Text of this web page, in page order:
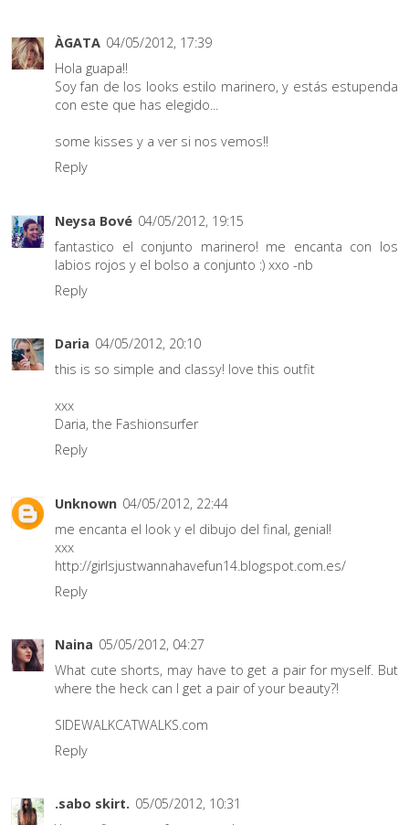
ÀGATA 04/05/2012, 17:39
Hola guapa!!
Soy fan de los looks estilo marinero, y estás estupenda
con este que has elegido...
some kisses y a ver si nos vemos!!
Reply
Neysa Bové 04/05/2012, 19:15
fantastico el conjunto marinero! me encanta con los
labios rojos y el bolso a conjunto :) xxo -nb
Reply
Daria 04/05/2012, 20:10
this is so simple and classy! love this outfit
xxx
Daria, the Fashionsurfer
Reply
Unknown 04/05/2012, 22:44
me encanta el look y el dibujo del final, genial!
xxx
http://girlsjustwannahavefun14.blogspot.com.es/
Reply
Naina 05/05/2012, 04:27
What cute shorts, may have to get a pair for myself. But
where the heck can I get a pair of your beauty?!
SIDEWALKCATWALKS.com
Reply
.sabo skirt. 05/05/2012, 10:31